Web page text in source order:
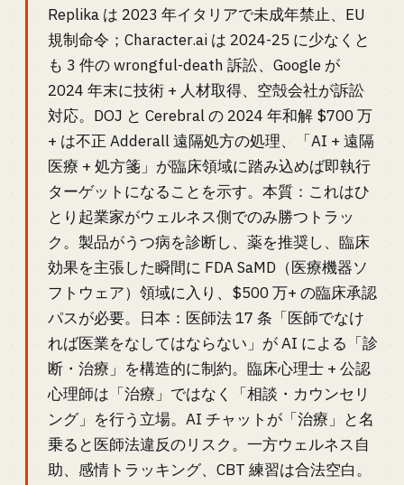
Replika は 2023 年イタリアで未成年禁止、EU
規制命令；Character.ai は 2024-25 に少なくと
も 3 件の wrongful-death 訴訟、Google が
2024 年末に技術 + 人材取得、空殻会社が訴訟
対応。DOJ と Cerebral の 2024 年和解 $700 万
+ は不正 Adderall 遠隔処方の処理、「AI + 遠隔
医療 + 処方箋」が臨床領域に踏み込めば即執行
ターゲットになることを示す。本質：これはひ
とり起業家がウェルネス側でのみ勝つトラッ
ク。製品がうつ病を診断し、薬を推奨し、臨床
効果を主張した瞬間に FDA SaMD（医療機器ソ
フトウェア）領域に入り、$500 万+ の臨床承認
パスが必要。日本：医師法 17 条「医師でなけ
れば医業をなしてはならない」が AI による「診
断・治療」を構造的に制約。臨床心理士 + 公認
心理師は「治療」ではなく「相談・カウンセリ
ング」を行う立場。AI チャットが「治療」と名
乗ると医師法違反のリスク。一方ウェルネス自
助、感情トラッキング、CBT 練習は合法空白。